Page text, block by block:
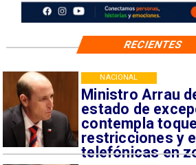
Ministro Arrau
estado de
contempla
restricciones y
telefónicas en
NACIONAL
RECIENTES